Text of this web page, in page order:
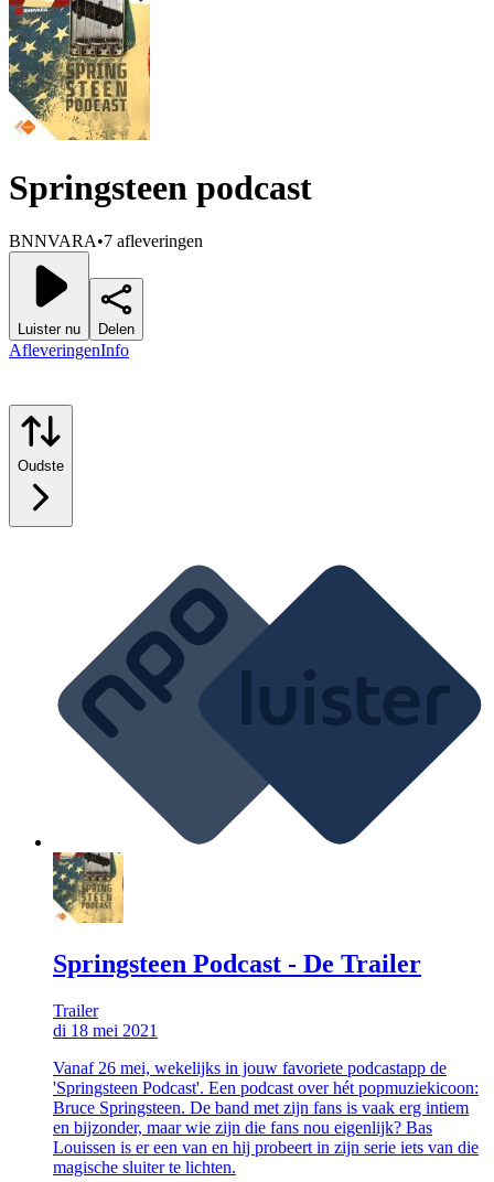
Springsteen podcast
BNNVARA•7 afleveringen
Luister nu Delen
AfleveringenInfo
Oudste
Springsteen Podcast - De Trailer
Trailer
di 18 mei 2021
Vanaf 26 mei, wekelijks in jouw favoriete podcastapp de
'Springsteen Podcast'. Een podcast over hét popmuziekicoon:
Bruce Springsteen. De band met zijn fans is vaak erg intiem
en bijzonder, maar wie zijn die fans nou eigenlijk? Bas
Louissen is er een van en hij probeert in zijn serie iets van die
magische sluiter te lichten.